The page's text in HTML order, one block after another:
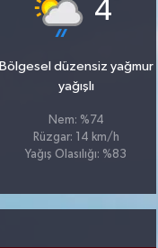
4
Bölgesel düzensiz yağmur
yağışlı
Nem: %74
Rüzgar: 14 km/h
Yağış Olasılığı: %83